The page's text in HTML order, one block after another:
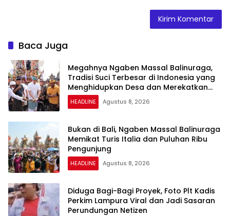
Baca Juga
Megahnya Ngaben Massal Balinuraga,
Tradisi Suci Terbesar di Indonesia yang
Menghidupkan Desa dan Merekatkan
Ikatan Keluarga
HEADLINE Agustus 8, 2026
Bukan di Bali, Ngaben Massal Balinuraga
Memikat Turis Italia dan Puluhan Ribu
Pengunjung
HEADLINE Agustus 8, 2026
Diduga Bagi-Bagi Proyek, Foto Plt Kadis
Perkim Lampura Viral dan Jadi Sasaran
Perundungan Netizen